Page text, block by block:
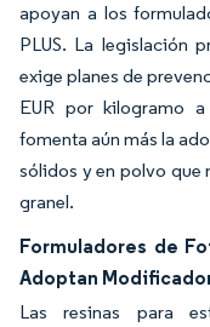
apoyan a los
PLUS. La legislación
exige planes de
EUR por kilogramo
fomenta aún más la
sólidos y en polvo que
granel.
Formuladores de
Adoptan
Las resinas para